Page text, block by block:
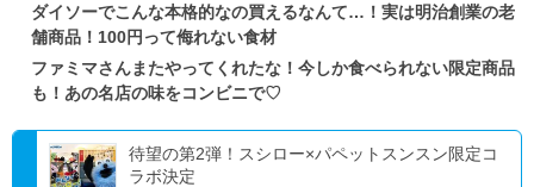
ダイソーでこんな本格的なの買えるなんて…！実は明治創業の老
舗商品！100円って侮れない食材
ファミマさんまたやってくれたな！今しか食べられない限定商品
も！あの名店の味をコンビニで♡
待望の第2弾！スシロー×パペットスンスン限定コ
ラボ決定